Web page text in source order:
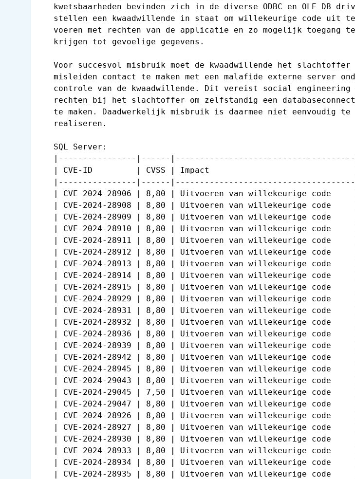
kwetsbaarheden bevinden zich in de diverse ODBC en OLE DB
   stellen een kwaadwillende in staat om willekeurige code uit te
   voeren met rechten van de applicatie en zo mogelijk toegang te
   krijgen tot gevoelige gegevens.
   Voor succesvol misbruik moet de kwaadwillende het slachtoffer
misleiden contact te maken met een malafide externe server
controle van de kwaadwillende. Dit vereist social engineering
rechten bij het slachtoffer om zelfstandig een
   te maken. Daadwerkelijk misbruik is daarmee niet eenvoudig te
   realiseren.
   SQL Server:
|----------------|------
| CVE-ID         | CVSS | Impact
|----------------|------
| CVE-2024-28906 | 8,80 | Uitvoeren van willekeurige code
| CVE-2024-28908 | 8,80 | Uitvoeren van willekeurige code
| CVE-2024-28909 | 8,80 | Uitvoeren van willekeurige code
| CVE-2024-28910 | 8,80 | Uitvoeren van willekeurige code
| CVE-2024-28911 | 8,80 | Uitvoeren van willekeurige code
| CVE-2024-28912 | 8,80 | Uitvoeren van willekeurige code
| CVE-2024-28913 | 8,80 | Uitvoeren van willekeurige code
| CVE-2024-28914 | 8,80 | Uitvoeren van willekeurige code
| CVE-2024-28915 | 8,80 | Uitvoeren van willekeurige code
| CVE-2024-28929 | 8,80 | Uitvoeren van willekeurige code
| CVE-2024-28931 | 8,80 | Uitvoeren van willekeurige code
| CVE-2024-28932 | 8,80 | Uitvoeren van willekeurige code
| CVE-2024-28936 | 8,80 | Uitvoeren van willekeurige code
| CVE-2024-28939 | 8,80 | Uitvoeren van willekeurige code
| CVE-2024-28942 | 8,80 | Uitvoeren van willekeurige code
| CVE-2024-28945 | 8,80 | Uitvoeren van willekeurige code
| CVE-2024-29043 | 8,80 | Uitvoeren van willekeurige code
| CVE-2024-29045 | 7,50 | Uitvoeren van willekeurige code
| CVE-2024-29047 | 8,80 | Uitvoeren van willekeurige code
| CVE-2024-28926 | 8,80 | Uitvoeren van willekeurige code
| CVE-2024-28927 | 8,80 | Uitvoeren van willekeurige code
| CVE-2024-28930 | 8,80 | Uitvoeren van willekeurige code
| CVE-2024-28933 | 8,80 | Uitvoeren van willekeurige code
| CVE-2024-28934 | 8,80 | Uitvoeren van willekeurige code
| CVE-2024-28935 | 8,80 | Uitvoeren van willekeurige code